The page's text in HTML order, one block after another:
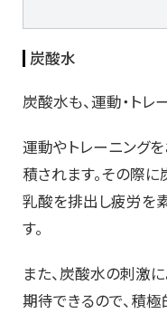
炭酸水
炭酸水も、運動・トレ
運動やトレーニング
積されます。その際
乳酸を排出し疲労を
す。
また、炭酸水の刺激
期待できるので、積